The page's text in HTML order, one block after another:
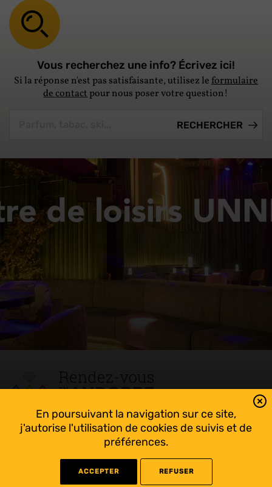
En poursuivant la navigation sur ce site,
j'autorise l'utilisation de cookies de suivis et de
préférences.
ACCEPTER REFUSER
Vous recherchez une info? Écrivez ici!
Si la réponse n'est pas satisfaisante, utilisez leformulaire
de contactpour nous poser votre question!
Tout suivre sur l’Andorre!
Facebook